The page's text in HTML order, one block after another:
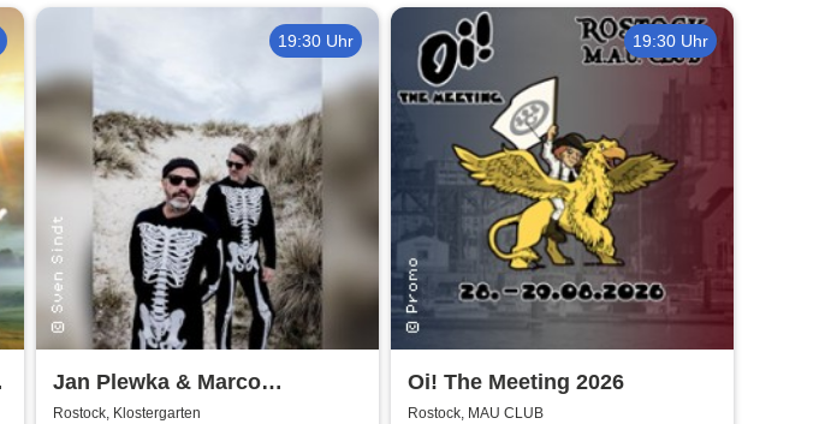
19:30 Uhr
Jan Plewka & Marco
Schmedtje - Between the
Rostock, Klostergarten
19:30 Uhr
Oi! The Meeting 2026
Rostock, MAU CLUB